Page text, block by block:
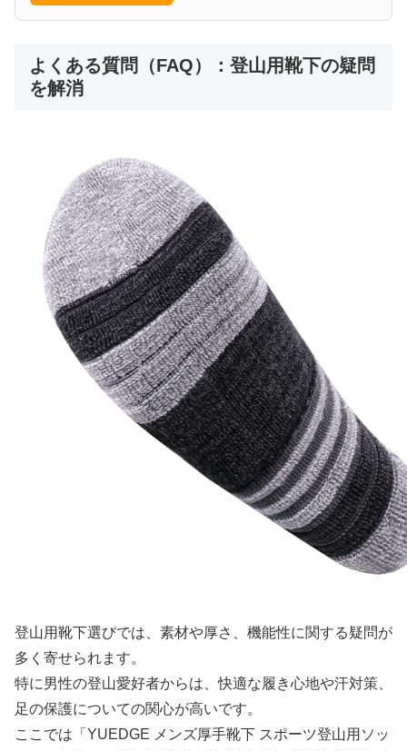
よくある質問（FAQ）：登山用靴下の疑問
を解消
登山用靴下選びでは、素材や厚さ、機能性に関する疑問が
多く寄せられます。
特に男性の登山愛好者からは、快適な履き心地や汗対策、
足の保護についての関心が高いです。
ここでは「YUEDGE メンズ厚手靴下 スポーツ登山用ソッ